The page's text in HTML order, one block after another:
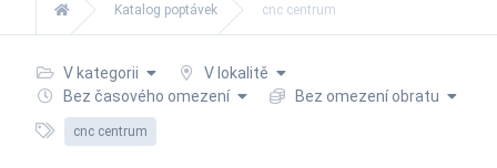
Katalog poptávek cnc centrum
V kategorii
V lokalitě
Bez časového omezení
Bez omezení obratu
cnc centrum